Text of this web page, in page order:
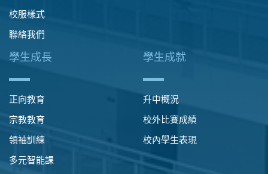
校服樣式
聯絡我們
學生成長
正向教育
宗教教育
領袖訓練
多元智能課
學生成就
升中概況
校外比賽成績
校內學生表現